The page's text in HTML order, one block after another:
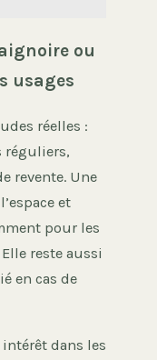
ou
usages
réelles :
réguliers,
revente. Une
et
pour les
reste aussi
en cas de
dans les